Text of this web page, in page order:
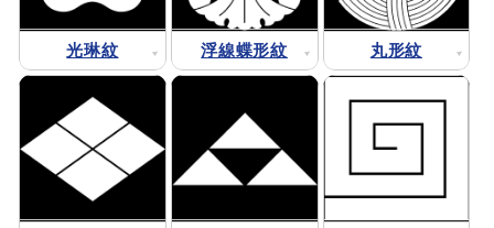
光琳紋 浮線蝶形紋 丸形紋